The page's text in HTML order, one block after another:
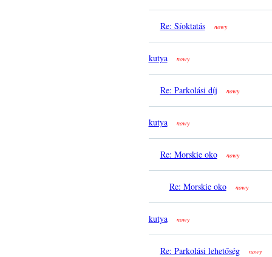
Re: Síoktatás nowy
kutya nowy
Re: Parkolási díj nowy
kutya nowy
Re: Morskie oko nowy
Re: Morskie oko nowy
kutya nowy
Re: Parkolási lehetőség nowy